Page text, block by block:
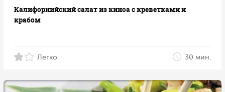
Калифорнийский салат из киноа с креветками и
крабом
Легко 30 мин.